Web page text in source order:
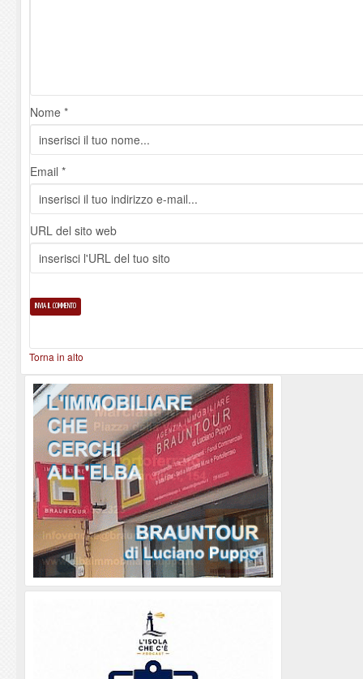
Nome *
Email *
URL del sito web
Torna in alto